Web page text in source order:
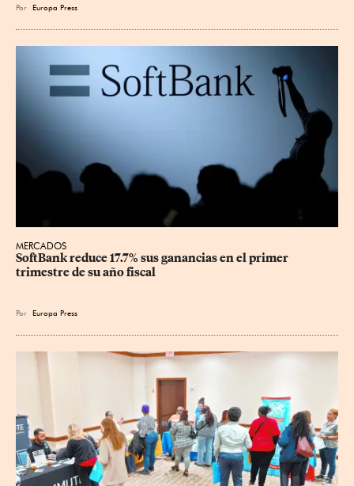
Por Europa Press
MERCADOS
SoftBank reduce 17.7% sus ganancias en el primer
trimestre de su año fiscal
Por Europa Press